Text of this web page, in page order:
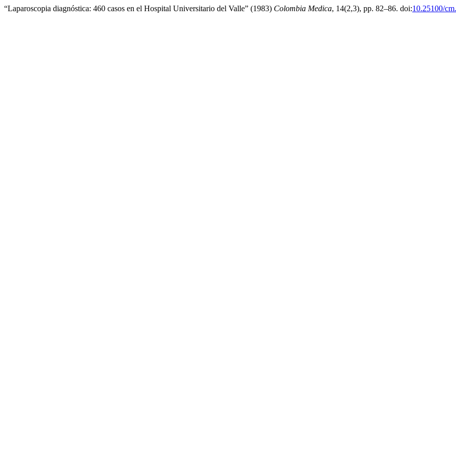
“Laparoscopia diagnóstica: 460 casos en el Hospital Universitario del Valle” (1983) Colombia Medica, 14(2,3), pp. 82–86. doi:10.25100/